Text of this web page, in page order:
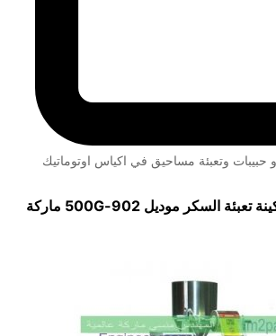
حبيبات وتعبئة مساحيق في اكياس اوتوماتيك
تعبئة السكر موديل 902-500G
ماركة